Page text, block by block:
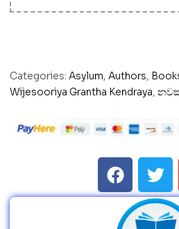
Categories: Asylum, Authors,
Wijesooriya Grantha Kendraya,